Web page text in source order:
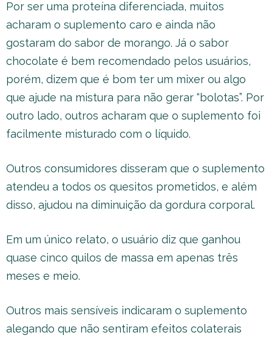
Por ser uma proteína diferenciada, muitos
acharam o suplemento caro e ainda não
gostaram do sabor de morango. Já o sabor
chocolate é bem recomendado pelos usuários,
porém, dizem que é bom ter um mixer ou algo
que ajude na mistura para não gerar “bolotas”. Por
outro lado, outros acharam que o suplemento foi
facilmente misturado com o líquido.
Outros consumidores disseram que o suplemento
atendeu a todos os quesitos prometidos, e além
disso, ajudou na diminuição da gordura corporal.
Em um único relato, o usuário diz que ganhou
quase cinco quilos de massa em apenas três
meses e meio.
Outros mais sensíveis indicaram o suplemento
alegando que não sentiram efeitos colaterais